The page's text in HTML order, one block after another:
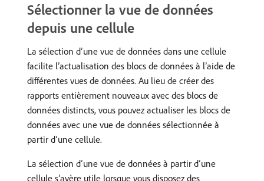
Sélectionner la vue de données
depuis une cellule
La sélection d’une vue de données dans une cellule
facilite l’actualisation des blocs de données à l’aide de
différentes vues de données. Au lieu de créer des
rapports entièrement nouveaux avec des blocs de
données distincts, vous pouvez actualiser les blocs de
données avec une vue de données sélectionnée à
partir d’une cellule.
La sélection d’une vue de données à partir d’une
cellule s’avère utile lorsque vous disposez des